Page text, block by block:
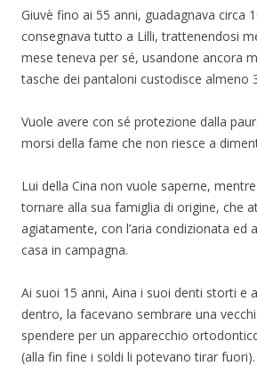
Giuvè fino ai 55 anni, guadagnava circa
consegnava tutto a Lilli, trattenendosi
mese teneva per sé, usandone ancora
tasche dei pantaloni custodisce almeno
Vuole avere con sé protezione dalla
morsi della fame che non riesce a
Lui della Cina non vuole saperne,
tornare alla sua famiglia di origine, che
agiatamente, con l’aria condizionata ed
casa in campagna.
Ai suoi 15 anni, Aina i suoi denti storti e
dentro, la facevano sembrare una
spendere per un apparecchio
(alla fin fine i soldi li potevano tirar